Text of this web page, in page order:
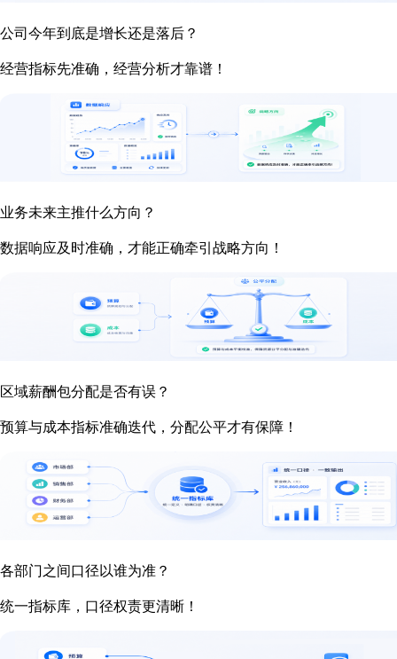
公司今年到底是增长还是落后？
经营指标先准确，经营分析才靠谱！
业务未来主推什么方向？
数据响应及时准确，才能正确牵引战略方向！
区域薪酬包分配是否有误？
预算与成本指标准确迭代，分配公平才有保障！
各部门之间口径以谁为准？
统一指标库，口径权责更清晰！